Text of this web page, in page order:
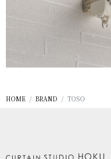
HOME BRAND TOSO